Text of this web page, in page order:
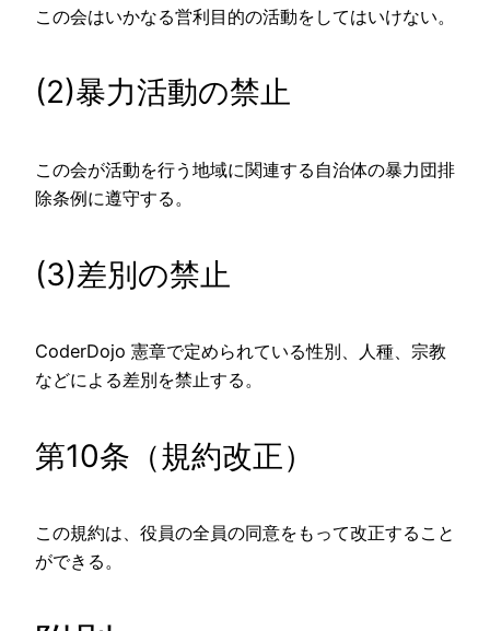
この会はいかなる営利目的の活動をしてはいけない。
(2)暴力活動の禁止
この会が活動を行う地域に関連する自治体の暴力団排
除条例に遵守する。
(3)差別の禁止
CoderDojo 憲章で定められている性別、人種、宗教
などによる差別を禁止する。
第10条（規約改正）
この規約は、役員の全員の同意をもって改正すること
ができる。